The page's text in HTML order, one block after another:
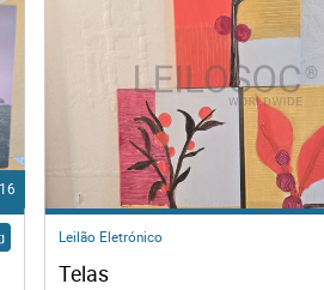
Leilão Eletrónico
Telas